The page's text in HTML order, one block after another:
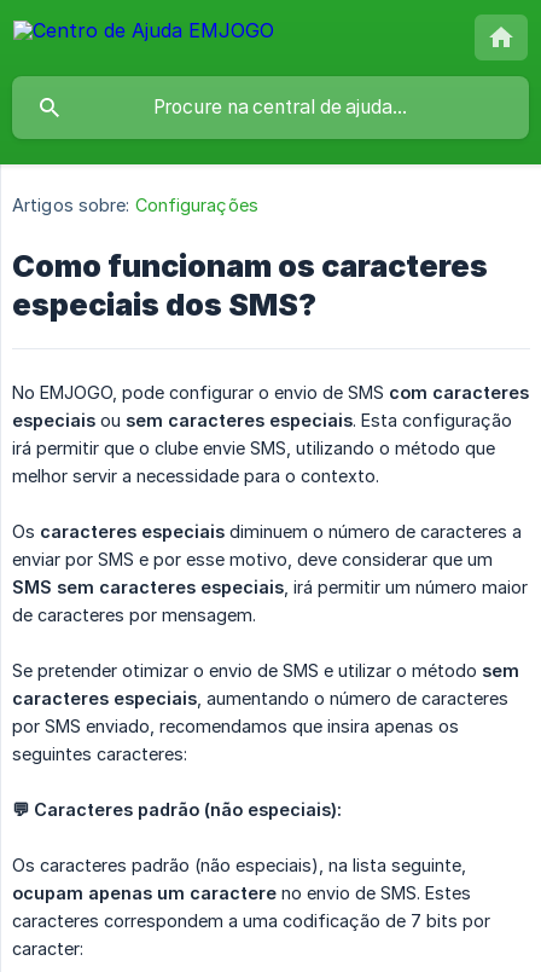
Artigos sobre: Configurações
Como funcionam os caracteres
especiais dos SMS?
No EMJOGO, pode configurar o envio de SMS com caracteres
especiais ou sem caracteres especiais. Esta configuração
irá permitir que o clube envie SMS, utilizando o método que
melhor servir a necessidade para o contexto.
Os caracteres especiais diminuem o número de caracteres a
enviar por SMS e por esse motivo, deve considerar que um
SMS sem caracteres especiais , irá permitir um número maior
de caracteres por mensagem.
Se pretender otimizar o envio de SMS e utilizar o método sem
caracteres especiais , aumentando o número de caracteres
por SMS enviado, recomendamos que insira apenas os
seguintes caracteres:
💬 Caracteres padrão (não especiais):
Os caracteres padrão (não especiais), na lista seguinte,
ocupam apenas um caractere no envio de SMS. Estes
caracteres correspondem a uma codificação de 7 bits por
caracter: